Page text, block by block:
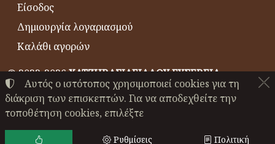
Είσοδος
Δημιουργία λογαριασμού
Καλάθι αγορών
©2022-2026ΧΑΤΖΗΒΑΣΙΛΕΙΑΔΟΥ ΕΥΣΕΒΕΙΑ
ΑΦΜ:EL044864230• Αριθμός ΓΕΜΗ:24489147000
Όροι χρήσης•Πολιτική απορρήτου•Πολιτική cookies
Ρυθμίσεις cookies
Αυτός ο ιστότοπος χρησιμοποιεί cookies για τη
διάκριση των επισκεπτών. Για να αποδεχθείτε την
τοποθέτηση cookies, επιλέξτε
Ρυθμίσεις Πολιτική